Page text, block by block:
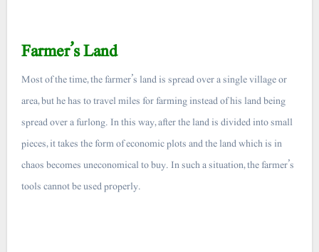
Farmer’s Land
Most of the time, the farmer’s land is spread over a single village or
area, but he has to travel miles for farming instead of his land being
spread over a furlong. In this way, after the land is divided into small
pieces, it takes the form of economic plots and the land which is in
chaos becomes uneconomical to buy. In such a situation, the farmer’s
tools cannot be used properly.